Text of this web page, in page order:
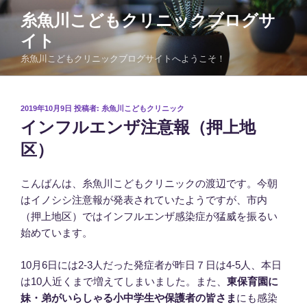
コ
ン
ツ
糸魚川こどもクリニックブログサ
イト
糸魚川こどもクリニックブログサイトへようこそ！
投
日:
2019年10月9日 投稿者: 糸魚川こどもクリニック
インフルエンザ注意報（押上地
区）
こんばんは、糸魚川こどもクリニックの渡辺です。今朝
はイノシシ注意報が発表されていたようですが、市内
（押上地区）ではインフルエンザ感染症が猛威を振るい
始めています。
10月6日には2-3人だった発症者が昨日７日は4-5人、本日
は10人近くまで増えてしまいました。また、 東保育園に
妹・弟がいらしゃる小中学生や保護者の皆さま にも感染